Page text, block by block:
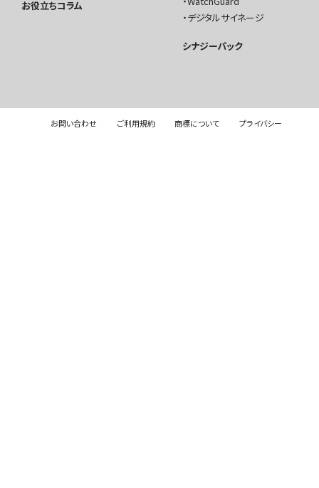
お役立ちコラム
デジタルサイネージ
シナジーパック
お問い合わせ ご利用規約 商標について プライバシー